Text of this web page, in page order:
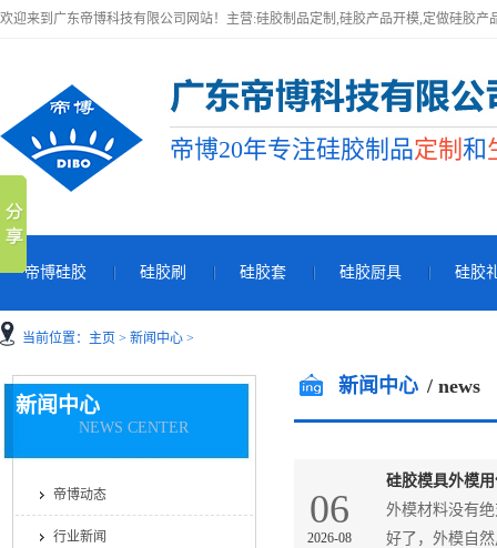
欢迎来到广东帝博科技有限公司网站！主营:硅胶制品定制,硅胶产品开模,定做硅胶产
帝博20年专注硅胶制品定制 和
帝博硅胶 硅胶刷 硅胶套 硅胶厨具 硅胶
当前位置： 主页 > 新闻中心 >
新闻中心 / news
06
2026-08
硅胶模具外模
外模材料没有
好了，外模自
新闻中心
NEWS CENTER
帝博动态
行业新闻